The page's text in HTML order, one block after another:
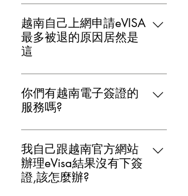
南： 1.訪問官方網站: 首先，您需
要訪問越南政府的官方電子簽證申
請網站。 提交申請（Submit
Application）: 在網站上找到
鈕，並點擊它。 2.上傳照片: 通
常，您會需要上傳一張近期的大頭
照以及護照的個人信息頁的照片或
保所有信息都是準確的，並使用英
文填寫。 4.支付費用: 一旦您填寫
了所有必要的信息，下一步是支付
"新中旅快簽揭露未能及時下證的5
經常性原因" 1. 證件照不合規定：
越南政府對證件照有嚴格的規定。
如果不符合，越南會直接退件而不
越南政府官方網站並不會立刻通知
是否扣款成功，這會造成旅客誤以
為已經支付，但實際上沒有付費。
認證,你要注意到是否有手機認證成
功。 3. 越南官方網站塞車或因為
網站流量過大導致當機：這會造成
申請送出的時候沒有成功。就卡住
越南自己上網申請eVISA
最多被退的原因居然是
這
沒錯，第一個就是照片,證件照: 網
路上的電子簽證系統對證件照片的
規定通常比紙本簽證更為嚴格。 這
自動化的，任何不符合證件照規定
的照片都可能被系統自動拒絕。
"證件照不合規定：越南政府對電子
簽證的證件照有非常嚴格的規定。
你們有越南電子簽證的
服務嗎?
"新中旅快簽歡迎所有有意前往越南
的旅客。 辦理越南簽證其實不是一
件太複雜的事，您完全可以自己嘗
試。 然而，如果您在過程中遇到任
我自己跟越南官方網站
辦理eVisa結果沒有下簽
證,該怎麼辦?